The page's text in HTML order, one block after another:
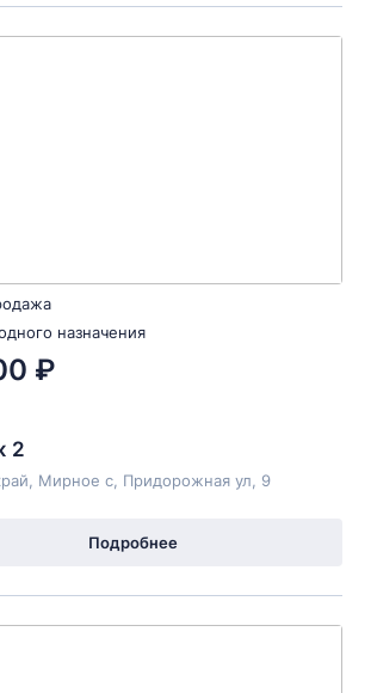
назначения
₽
2
Мирное с, Придорожная ул, 9
Подробнее